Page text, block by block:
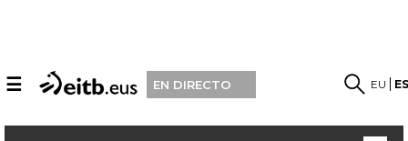
☰ EN DIRECTO EU